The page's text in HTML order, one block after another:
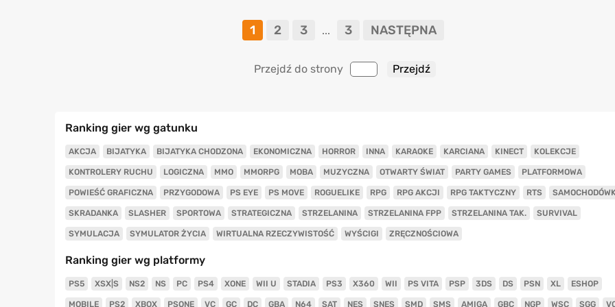
1 2 3 ... 3 NASTĘPNA
Przejdź do strony
Ranking gier wg gatunku
AKCJA BIJATYKA BIJATYKA CHODZONA EKONOMICZNA HORROR INNA KARAOKE KARCIANA KINECT KOLEKCJE
KONTROLERY RUCHU LOGICZNA MMO MMORPG MOBA MUZYCZNA OTWARTY ŚWIAT PARTY GAMES PLATFORMOWA
POWIEŚĆ GRAFICZNA PRZYGODOWA PS EYE PS MOVE ROGUELIKE RPG RPG AKCJI RPG TAKTYCZNY RTS
SKRADANKA SLASHER SPORTOWA STRATEGICZNA STRZELANINA STRZELANINA FPP STRZELANINA TAK. SURVIVAL
SYMULACJA SYMULATOR ŻYCIA WIRTUALNA RZECZYWISTOŚĆ WYŚCIGI ZRĘCZNOŚCIOWA
Ranking gier wg platformy
PS5 XSX|S NS2 NS PC PS4 XONE WII U STADIA PS3 X360 WII PS VITA PSP 3DS DS PSN XL ESHOP
MOBILE PS2 XBOX PSONE VC GC DC GBA N64 SAT NES SNES SMD SMS AMIGA GBC NGP WSC SGG